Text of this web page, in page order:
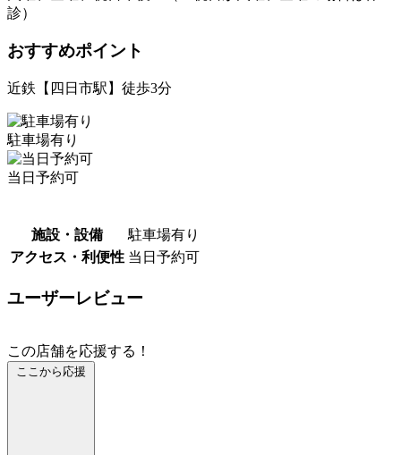
診）
おすすめポイント
近鉄【四日市駅】徒歩3分
駐車場有り
当日予約可
施設・設備
駐車場有り
アクセス・利便性 当日予約可
ユーザーレビュー
この店舗を応援する！
ここから応援